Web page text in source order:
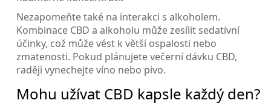
Nezapomeňte také na interakci s alkoholem.
Kombinace CBD a alkoholu může zesílit sedativní
účinky, což může vést k větší ospalosti nebo
zmatenosti. Pokud plánujete večerní dávku CBD,
raději vynechejte víno nebo pivo.
Mohu užívat CBD kapsle každý den?